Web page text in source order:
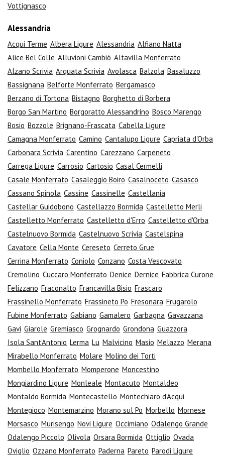
Vottignasco
Alessandria
Acqui Terme Albera Ligure Alessandria Alfiano Natta
Alice Bel Colle Alluvioni Cambiò Altavilla Monferrato
Alzano Scrivia Arquata Scrivia Avolasca Balzola Basaluzzo
Bassignana Belforte Monferrato Bergamasco
Berzano di Tortona Bistagno Borghetto di Borbera
Borgo San Martino Borgoratto Alessandrino Bosco Marengo
Bosio Bozzole Brignano-Frascata Cabella Ligure
Camagna Monferrato Camino Cantalupo Ligure Capriata d'Orba
Carbonara Scrivia Carentino Carezzano Carpeneto
Carrega Ligure Carrosio Cartosio Casal Cermelli
Casale Monferrato Casaleggio Boiro Casalnoceto Casasco
Cassano Spinola Cassine Cassinelle Castellania
Castellar Guidobono Castellazzo Bormida Castelletto Merli
Castelletto Monferrato Castelletto d'Erro Castelletto d'Orba
Castelnuovo Bormida Castelnuovo Scrivia Castelspina
Cavatore Cella Monte Cereseto Cerreto Grue
Cerrina Monferrato Coniolo Conzano Costa Vescovato
Cremolino Cuccaro Monferrato Denice Dernice Fabbrica Curone
Felizzano Fraconalto Francavilla Bisio Frascaro
Frassinello Monferrato Frassineto Po Fresonara Frugarolo
Fubine Monferrato Gabiano Gamalero Garbagna Gavazzana
Gavi Giarole Gremiasco Grognardo Grondona Guazzora
Isola Sant'Antonio Lerma Lu Malvicino Masio Melazzo Merana
Mirabello Monferrato Molare Molino dei Torti
Mombello Monferrato Momperone Moncestino
Mongiardino Ligure Monleale Montacuto Montaldeo
Montaldo Bormida Montecastello Montechiaro d'Acqui
Montegioco Montemarzino Morano sul Po Morbello Mornese
Morsasco Murisengo Novi Ligure Occimiano Odalengo Grande
Odalengo Piccolo Olivola Orsara Bormida Ottiglio Ovada
Oviglio Ozzano Monferrato Paderna Pareto Parodi Ligure